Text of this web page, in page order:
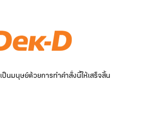
นมนุษย์ด้วยการทำคำสั่งนี้ให้เสร็จสิ้น